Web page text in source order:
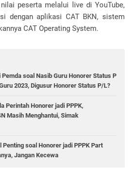
peserta melalui live di YouTube,
dengan aplikasi CAT BKN, sistem
CAT Operating System.
soal Nasib Guru Honorer Status P
2023, Digusur Honorer Status P/L?
Perintah Honorer jadi PPPK,
Masih Menghantui, Simak
Penting soal Honorer jadi PPPK Part
Jangan Kecewa